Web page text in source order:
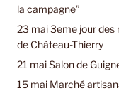
la campagne”
23 mai 3eme jour
de Château-Thierry
21 mai Salon de
15 mai Marché